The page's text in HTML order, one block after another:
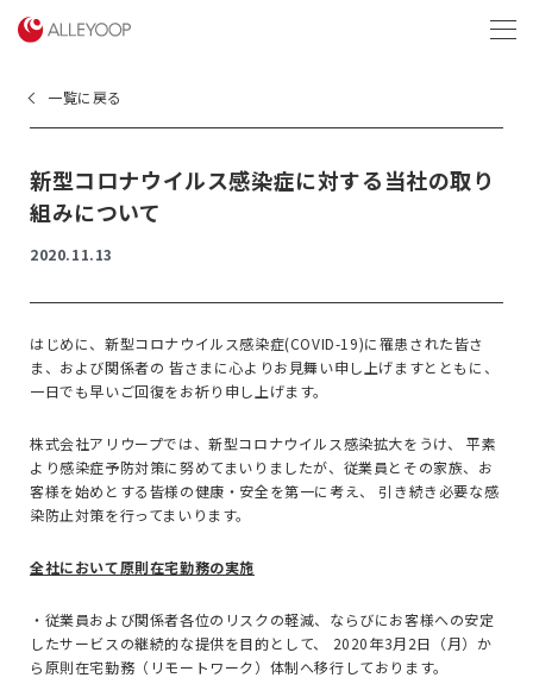
一覧に戻る
新型コロナウイルス感染症に対する当社の取り
組みについて
2020.11.13
はじめに、新型コロナウイルス感染症(COVID-19)に罹患された皆さ
ま、および関係者の 皆さまに心よりお見舞い申し上げますとともに、
一日でも早いご回復をお祈り申し上げます。
株式会社アリウープでは、新型コロナウイルス感染拡大をうけ、 平素
より感染症予防対策に努めてまいりましたが、従業員とその家族、お
客様を始めとする皆様の健康・安全を第一に考え、 引き続き必要な感
染防止対策を行ってまいります。
全社において原則在宅勤務の実施
・従業員および関係者各位のリスクの軽減、ならびにお客様への安定
したサービスの継続的な提供を目的として、
2020年3月2日（月）か
ら原則在宅勤務（リモートワーク）体制へ移行しております。